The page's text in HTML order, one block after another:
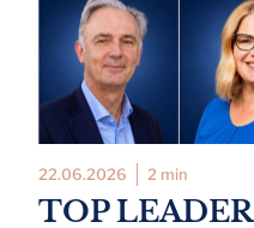
22.06.2026 2 min
TOP LEADER